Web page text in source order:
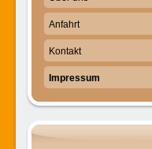
Anfahrt
Kontakt
Impressum